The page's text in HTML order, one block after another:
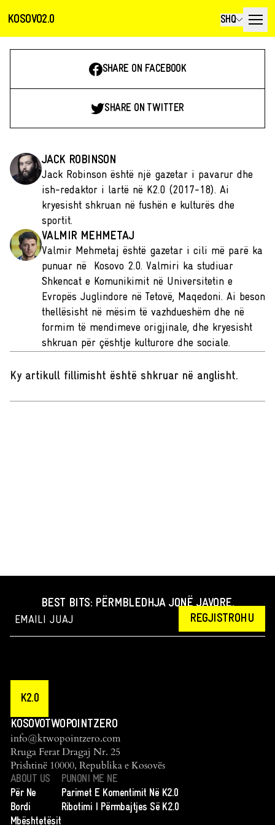
KOSOVO2.0 SHQ
SHARE ON FACEBOOK
SHARE ON TWITTER
JACK ROBINSON
Jack Robinson është një gazetar i pavarur dhe
ish-redaktor i lartë në K2.0 (2017-18). Ai
kryesisht shkruan në fushën e kulturës dhe
sportit.
VALMIR MEHMETAJ
Valmir Mehmetaj është gazetar i cili më parë ka
punuar në Kosovo 2.0. Valmiri ka studiuar
Shkencat e Komunikimit në Universitetin e
Evropës Juglindore në Tetovë, Maqedoni. Ai beson
thellësisht në mësim të vazhdueshëm dhe në
formim të mendimeve origjinale, dhe kryesisht
shkruan për çështje kulturore dhe sociale.
Ky artikull fillimisht është shkruar në anglisht.
BEST BITS: PËRMBLEDHJA JONË JAVORE.
REGJISTROHU
K2.0
KOSOVOTWOPOINTZERO
info@ktwopointzero.com
Rruga Ferat Dragaj Nr. 25
Prishtinë 10000, Republika e Kosovës
ABOUT US
Për Ne
Bordi
Mbështetësit
PUNONI ME NE
Parimet E Komentimit Në K2.0
Ribotimi I Përmbajtjes Së K2.0